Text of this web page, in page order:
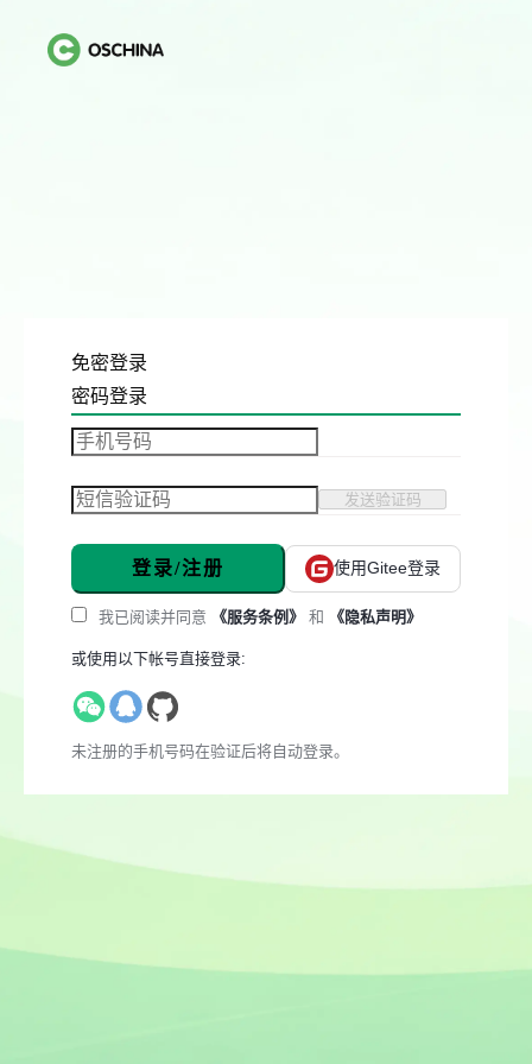
免密登录
密码登录
发送验证码
登录/注册 使用Gitee登录
我已阅读并同意 《服务条例》 和 《隐私声明》
或使用以下帐号直接登录:
未注册的手机号码在验证后将自动登录。